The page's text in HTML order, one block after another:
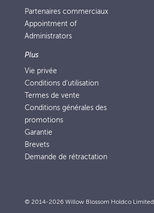
Partenaires commerciaux
Appointment of
Administrators
Plus
Vie privée
Conditions d’utilisation
Termes de vente
Conditions générales des
promotions
Garantie
Brevets
Demande de rétractation
© 2014-2026 Willow Blossom Holdco Limited